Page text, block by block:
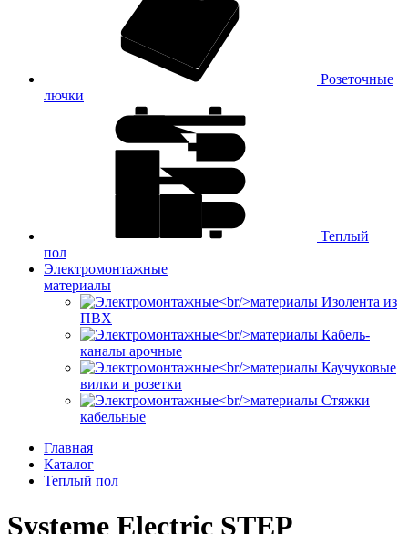
Розеточные
лючки
Теплый
пол
Электромонтажные
материалы
Изолента из
ПВХ
Кабель-
каналы арочные
Каучуковые
вилки и розетки
Стяжки
кабельные
Главная
Каталог
Теплый пол
Systeme Electric STEP